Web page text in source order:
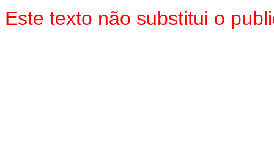
Este texto não substitui o